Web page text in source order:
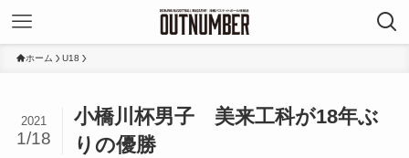
ホーム U18
小橋川杯男子 美来工科が18年ぶ
りの優勝
2021
1/18